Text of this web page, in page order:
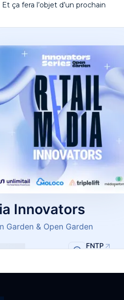
Et ça fera l’objet d’un prochain